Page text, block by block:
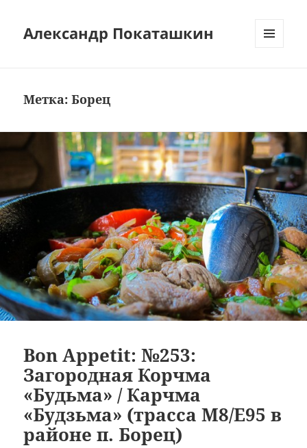
Александр Покаташкин
Метка:Борец
Bon Appetit: №253:
Загородная Корчма
«Будьма» / Карчма
«Будзьма» (трасса M8/E95 в
районе п. Борец)